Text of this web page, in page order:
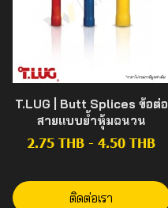
T.LUG | Butt Splices ข้อต่อ
สายแบบย้ำหุ้มฉนวน
2.75 THB -4.50 THB
ติดต่อเรา